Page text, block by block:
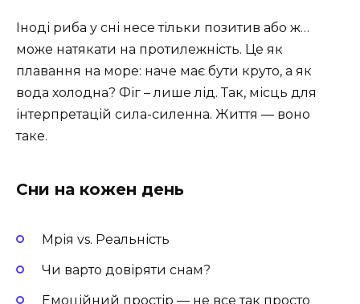
Іноді риба у сні несе тільки позитив або ж…
може натякати на протилежність. Це як
плавання на море: наче має бути круто, а як
вода холодна? Фіг – лише лід. Так, місць для
інтерпретацій сила-силенна. Життя — воно
таке.
Сни на кожен день
Мрія vs. Реальність
Чи варто довіряти снам?
Емоційний простір — не все так просто